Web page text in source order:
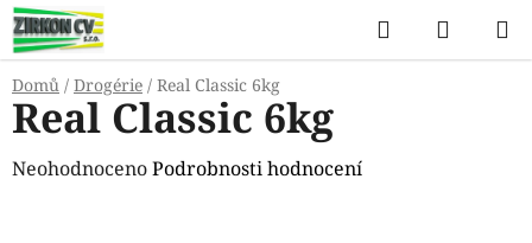
Přejít
na
obsah
Hledat
KOŠÍK
Domů / Drogérie / Real Classic 6kg
Real Classic 6kg
Průměrné
NeohodnocenoPodrobnosti hodnocení